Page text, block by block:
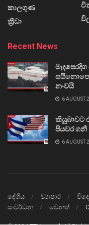
කාලගුණ
ක්‍රීඩා
Recent News
නංවයි
6 AUGUST
කියුබාවට
පියවර ගනී
6 AUGUST
දේශීය ව්‍යාපාර
සංවර්ධන
වෙනත්